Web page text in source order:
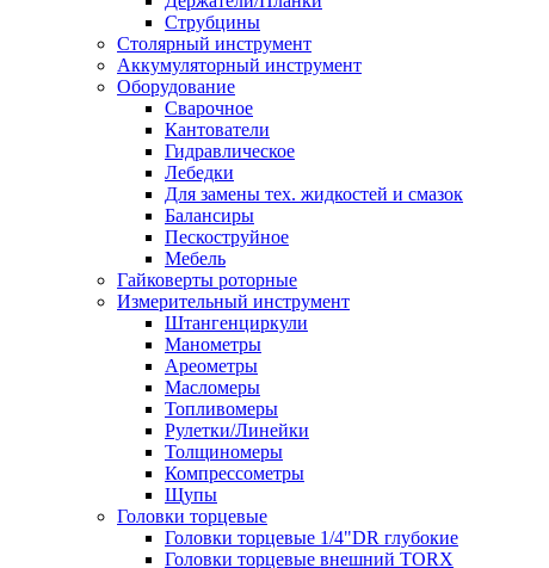
Струбцины
Столярный инструмент
Аккумуляторный инструмент
Оборудование
Сварочное
Кантователи
Гидравлическое
Лебедки
Для замены тех. жидкостей и смазок
Балансиры
Пескоструйное
Мебель
Гайковерты роторные
Измерительный инструмент
Штангенциркули
Манометры
Ареометры
Масломеры
Топливомеры
Рулетки/Линейки
Толщиномеры
Компрессометры
Щупы
Головки торцевые
Головки торцевые 1/4"DR глубокие
Головки торцевые внешний TORX